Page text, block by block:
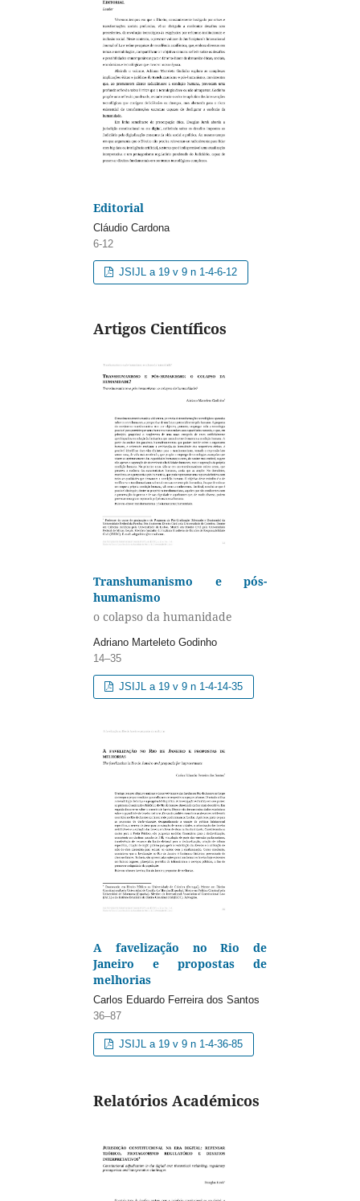
Editorial
Cláudio Cardona
6-12
JSIJL a 19 v 9 n 1-4-6-12
Artigos Científicos
Transhumanismo e pós-
humanismo
o colapso da humanidade
Adriano Marteleto Godinho
14–35
JSIJL a 19 v 9 n 1-4-14-35
A favelização no Rio de
Janeiro e propostas de
melhorias
Carlos Eduardo Ferreira dos Santos
36–87
JSIJL a 19 v 9 n 1-4-36-85
Relatórios Académicos